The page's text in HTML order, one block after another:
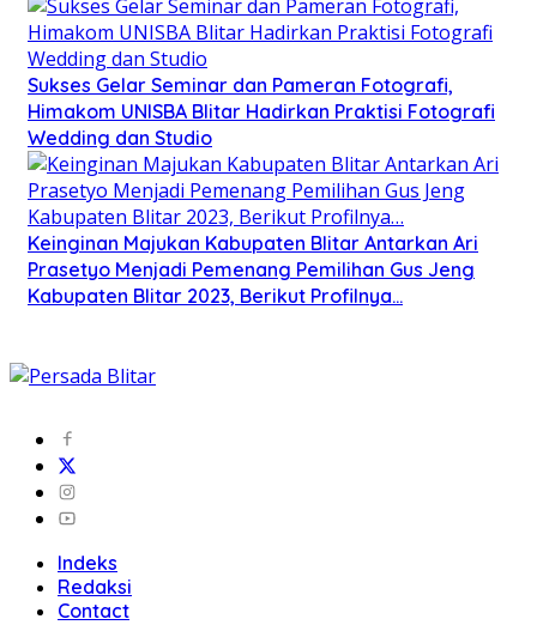
Sukses Gelar Seminar dan Pameran Fotografi,
Himakom UNISBA Blitar Hadirkan Praktisi Fotografi
Wedding dan Studio
Keinginan Majukan Kabupaten Blitar Antarkan Ari
Prasetyo Menjadi Pemenang Pemilihan Gus Jeng
Kabupaten Blitar 2023, Berikut Profilnya…
Indeks
Redaksi
Contact